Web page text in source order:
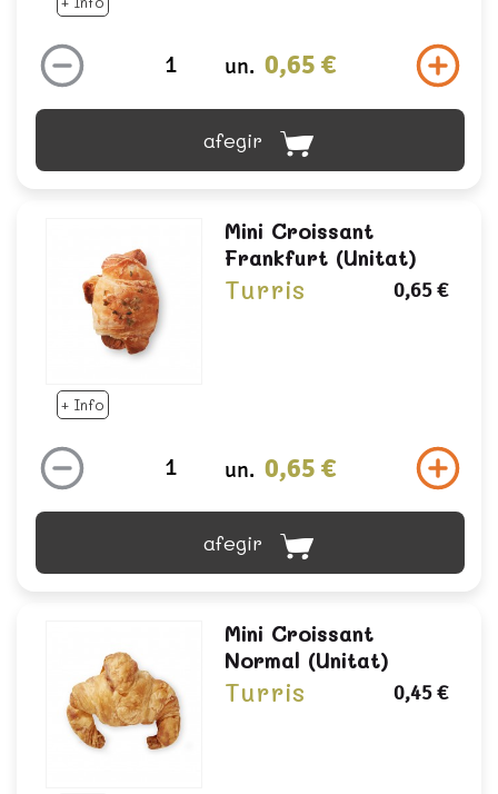
un. 0,65 €
afegir
+ Info
Mini Croissant
Frankfurt (unitat)
Turris 0,65 €
un. 0,65 €
afegir
Mini Croissant
Normal (unitat)
Turris 0,45 €